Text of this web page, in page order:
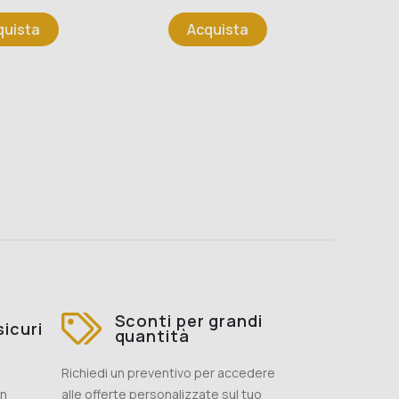
Acquista
Sconti per grandi
quantità
Richiedi un preventivo per accedere
alle offerte personalizzate sul tuo